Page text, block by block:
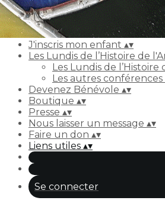
Tissage
Carré de jardin
Les Archers du Vaudreuil▴▾
J'inscris mon enfant ▴▾
Les Lundis de l’Histoire de
Les Lundis de l’Histoire
Les autres conférences
Devenez Bénévole ▴▾
Boutique ▴▾
Presse ▴▾
Nous laisser un message ▴▾
Faire un don ▴▾
Liens utiles ▴▾
Se connecter